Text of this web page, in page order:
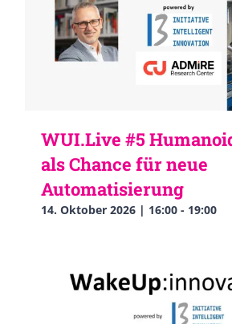
WUI.Live #5
als Chance für neue
Automatisierung
14. Oktober 2026 | 16:00 - 19:00